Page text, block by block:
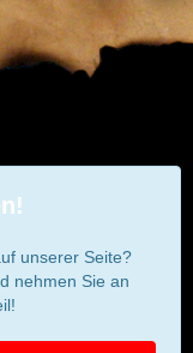
unserer Seite?
nehmen Sie an